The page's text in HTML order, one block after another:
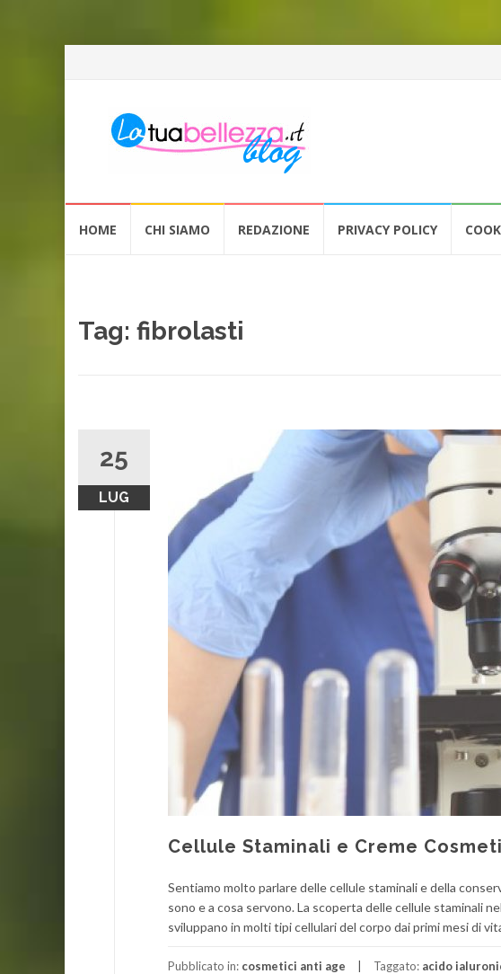
HOME CHI SIAMO REDAZIONE PRIVACY POLICY
Tag: fibrolasti
25
LUG
Cellule Staminali e Creme
Sentiamo molto parlare delle cellule staminali e della
sono e a cosa servono. La scoperta delle cellule staminali
sviluppano in molti tipi cellulari del corpo dai primi mesi di
Pubblicato in: cosmetici anti age Taggato: acido